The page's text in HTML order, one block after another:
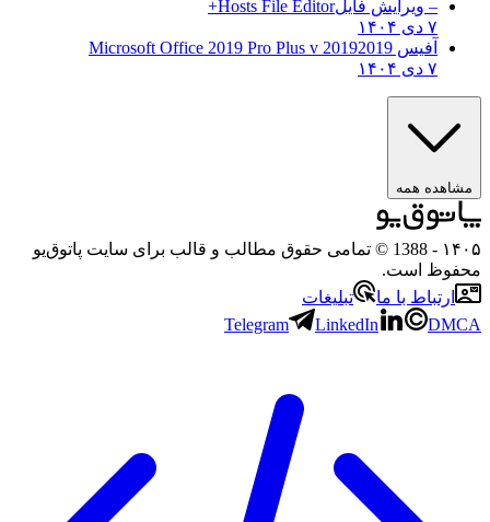
فایل Hosts File Editor+
2019 Microsoft Office 2019 Pro Plus v
- 1388 © تمامی حقوق مطالب و قالب برای سایت پاتوق‌یو
ما
تبلیغات
Telegram
LinkedIn